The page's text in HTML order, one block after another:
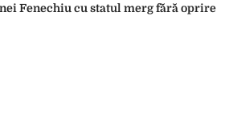
Fenechiu cu statul merg fără oprire